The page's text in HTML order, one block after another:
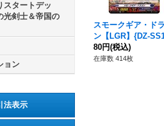
スタートデッ
剣士＆帝国の
ョン
法表示
スモークギア・ド
ン【LGR】{DZ-
LG24}《ダークステ
ツ》
80円(税込)
在庫数 414枚